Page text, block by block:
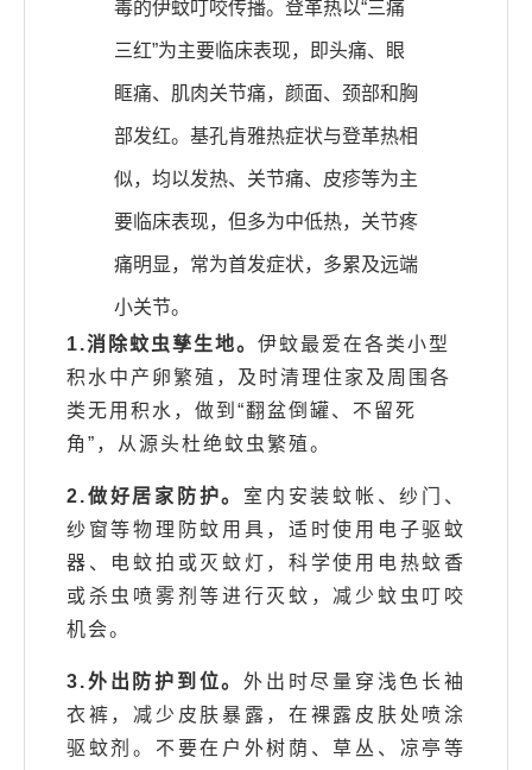
毒的伊蚊叮咬传播。登革热以“三痛
三红”为主要临床表现，即头痛、眼
眶痛、肌肉关节痛，颜面、颈部和胸
部发红。基孔肯雅热症状与登革热相
似，均以发热、关节痛、皮疹等为主
要临床表现，但多为中低热，关节疼
痛明显，常为首发症状，多累及远端
小关节。
1.消除蚊虫孳生地。 伊蚊最爱在各类小型
积水中产卵繁殖，及时清理住家及周围各
类无用积水，做到“翻盆倒罐、不留死
角”，从源头杜绝蚊虫繁殖。
2.做好居家防护。 室内安装蚊帐、纱门、
纱窗等物理防蚊用具，适时使用电子驱蚊
器、电蚊拍或灭蚊灯，科学使用电热蚊香
或杀虫喷雾剂等进行灭蚊，减少蚊虫叮咬
机会。
3.外出防护到位。外出时尽量穿浅色长袖
衣裤，减少皮肤暴露，在裸露皮肤处喷涂
驱蚊剂。不要在户外树荫、草丛、凉亭等